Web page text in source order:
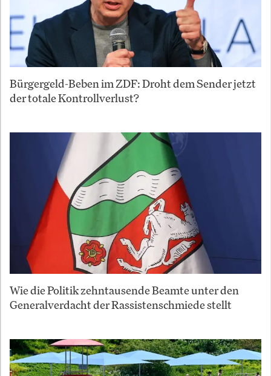
Bürgergeld-Beben im ZDF: Droht dem Sender jetzt
der totale Kontrollverlust?
Wie die Politik zehntausende Beamte unter den
Generalverdacht der Rassistenschmiede stellt